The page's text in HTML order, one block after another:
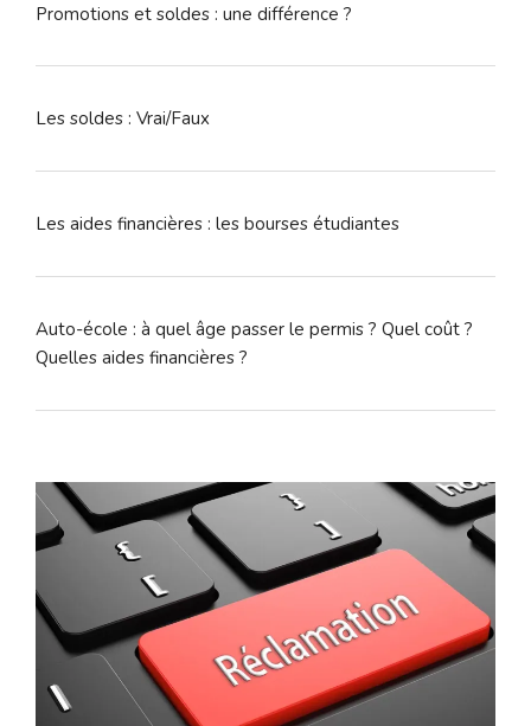
Promotions et soldes : une différence ?
Les soldes : Vrai/Faux
Les aides financières : les bourses étudiantes
Auto-école : à quel âge passer le permis ? Quel coût ?
Quelles aides financières ?